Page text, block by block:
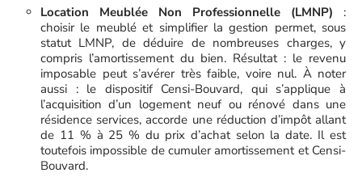
Location Meublée Non Professionnelle (LMNP) :
choisir le meublé et simplifier la gestion permet, sous
statut LMNP, de déduire de nombreuses charges, y
compris l’amortissement du bien. Résultat : le revenu
imposable peut s’avérer très faible, voire nul. À noter
aussi : le dispositif Censi-Bouvard, qui s’applique à
l’acquisition d’un logement neuf ou rénové dans une
résidence services, accorde une réduction d’impôt allant
de 11 % à 25 % du prix d’achat selon la date. Il est
toutefois impossible de cumuler amortissement et Censi-
Bouvard.